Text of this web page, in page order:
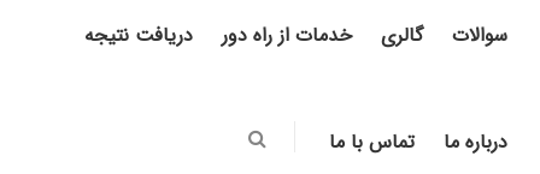
سوالات گالری خدمات از راه دور دریافت نتیجه
درباره ما تماس با ما